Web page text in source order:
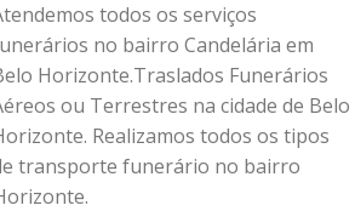
todos os serviços
no bairro Candelária em
Horizonte.Traslados Funerários
ou Terrestres na cidade de Belo
Realizamos todos os tipos
transporte funerário no bairro